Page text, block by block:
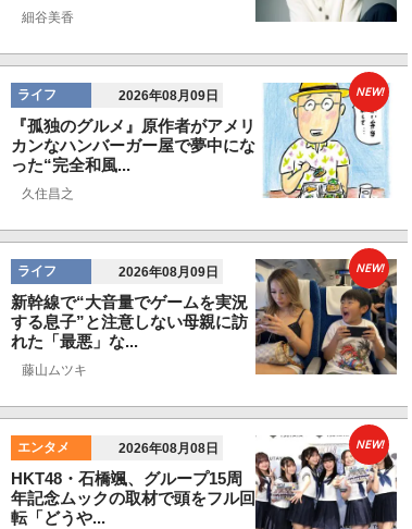
細谷美香
ライフ 2026年08月09日
『孤独のグルメ』原作者がアメリ
カンなハンバーガー屋で夢中にな
った“完全和風...
久住昌之
NEW!
ライフ 2026年08月09日
新幹線で“大音量でゲームを実況
する息子”と注意しない母親に訪
れた「最悪」な...
藤山ムツキ
NEW!
エンタメ 2026年08月08日
HKT48・石橋颯、グループ15周
年記念ムックの取材で頭をフル回
転「どうや...
NEW!